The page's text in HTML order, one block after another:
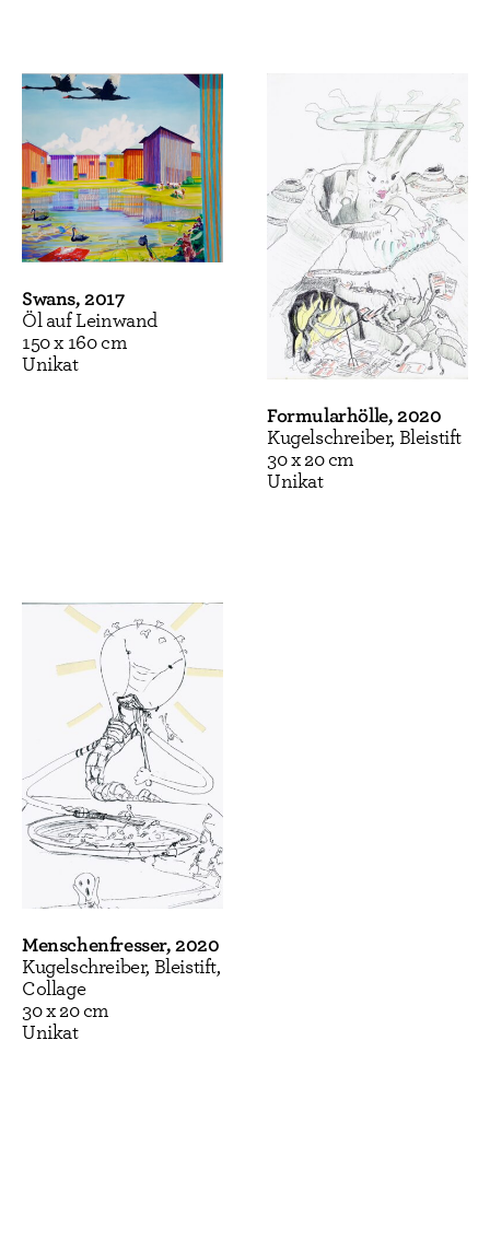
Swans, 2017
Öl auf Leinwand
150 x 160 cm
Unikat
Formularhölle, 2020
Kugelschreiber, Bleistift
30 x 20 cm
Unikat
Menschenfresser, 2020
Kugelschreiber, Bleistift,
Collage
30 x 20 cm
Unikat